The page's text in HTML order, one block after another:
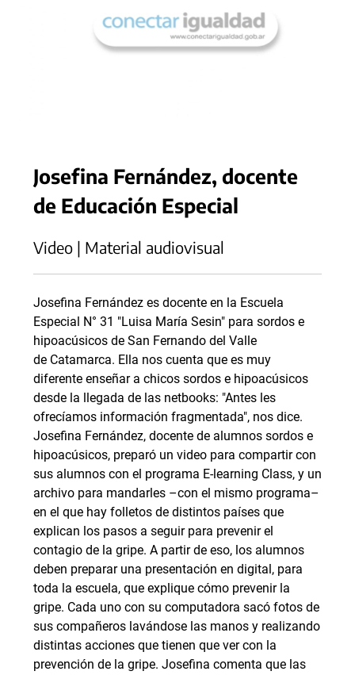
Josefina Fernández, docente
de Educación Especial
Video | Material audiovisual
Josefina Fernández es docente en la Escuela
Especial N° 31 "Luisa María Sesin" para sordos e
hipoacúsicos de San Fernando del Valle
de Catamarca. Ella nos cuenta que es muy
diferente enseñar a chicos sordos e hipoacúsicos
desde la llegada de las netbooks: "Antes les
ofrecíamos información fragmentada", nos dice.
Josefina Fernández, docente de alumnos sordos e
hipoacúsicos, preparó un video para compartir con
sus alumnos con el programa E-learning Class, y un
archivo para mandarles –con el mismo programa–
en el que hay folletos de distintos países que
explican los pasos a seguir para prevenir el
contagio de la gripe. A partir de eso, los alumnos
deben preparar una presentación en digital, para
toda la escuela, que explique cómo prevenir la
gripe. Cada uno con su computadora sacó fotos de
sus compañeros lavándose las manos y realizando
distintas acciones que tienen que ver con la
prevención de la gripe. Josefina comenta que las